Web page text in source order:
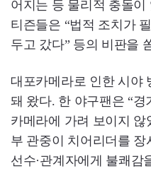
어지는 등 물리적 충돌이
티즌들은 “법적 조치가
두고 갔다” 등의 비판을
대포카메라로 인한 시야
돼 왔다. 한 야구팬은 “경
카메라에 가려 보이지 않
부 관중이 치어리더를
선수·관계자에게 불쾌감